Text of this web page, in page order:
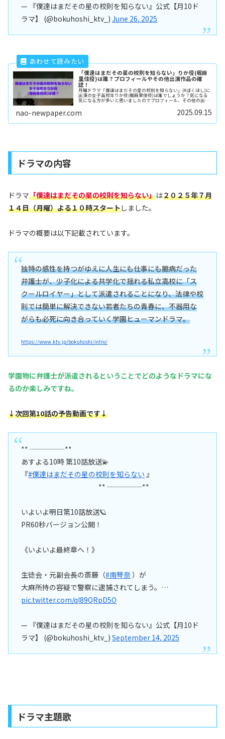
— 『僕達はまだその星の校則を知らない』公式【月10ド
ラマ】 (@bokuhoshi_ktv_)June 26, 2025
「僕達はまだその星の校則を知らない」りか役(堀麻
里佳役)は誰？プロフィールやその他出演作品の確
認！
月曜ドラマ「僕達はまだその星の校則を知らない」(#ぼくほし)に
出演の女子高校生りか役(堀麻里佳役)は誰でしょうか？気になる
気になる方が多いと思いましたのでプロフィール、その他の出演
nao-newpaper.com 2025.09.15
ドラマの内容
ドラマ「僕達はまだその星の校則を知らない」は２０２５年７月
１４日（月曜）よる１０時スタートしました。
ドラマの概要は以下記載されています。
独特の感性を持つがゆえに人生にも仕事にも臆病だった
弁護士が、少子化による共学化で揺れる私立高校に「ス
クールロイヤー」として派遣されることになり、法律や校
則では簡単に解決できない若者たちの青春に、不器用な
がらも必死に向き合っていく学園ヒューマンドラマ。
https://www.ktv.jp/bokuhoshi/intro/
学園物に弁護士が派遣されるということでどのようなドラマにな
るのか楽しみですね。
↓次回第10話の予告動画です↓
** ┈┈┈┈┈**
あすよる10時 第10話放送💫
『#僕達はまだその星の校則を知らない 』
** ┈┈┈┈┈**
いよいよ明日第10話放送🪐
PR60秒バージョン公開！
《いよいよ最終章へ！》
生徒会・元副会長の斎藤（#南琴奈）が
大麻所持の容疑で警察に逮捕されてしまう。…
pic.twitter.com/qI89QRpD5O
— 『僕達はまだその星の校則を知らない』公式【月10ド
ラマ】 (@bokuhoshi_ktv_)September 14, 2025
ドラマ主題歌